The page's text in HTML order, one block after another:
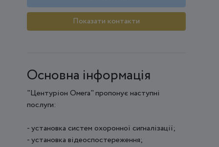
Показати контакти
Основна інформація
"Центуріон Омега" пропонує наступні
послуги:
- установка систем охоронної сигналізації;
- установка відеоспостереження;